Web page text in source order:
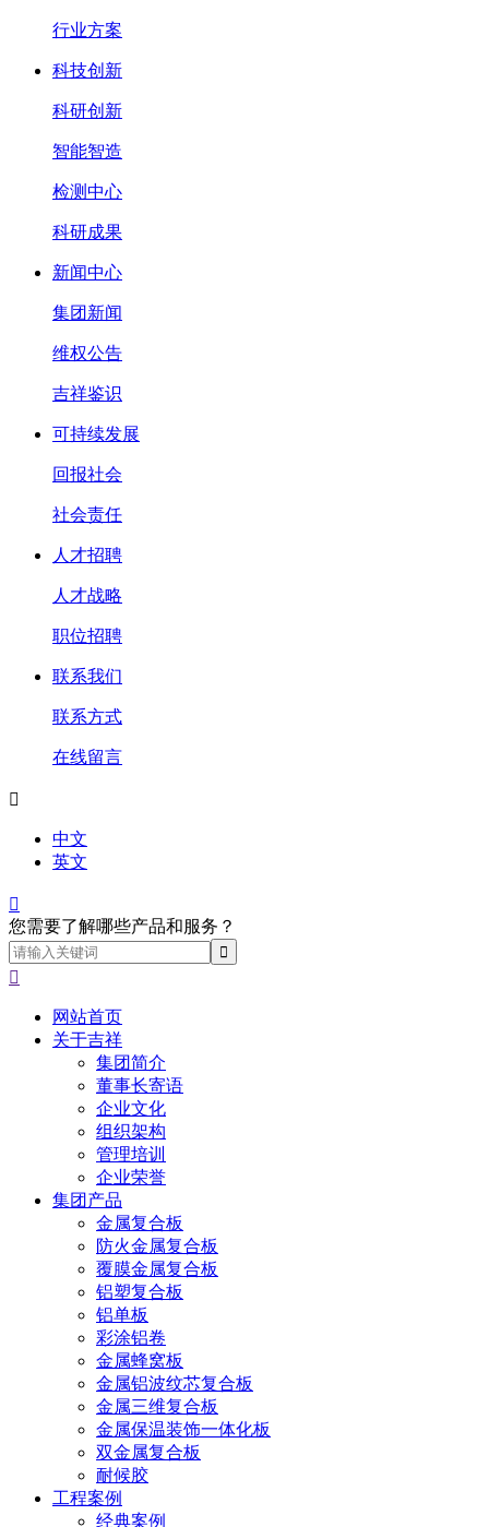
行业方案
科技创新
科研创新
智能智造
检测中心
科研成果
新闻中心
集团新闻
维权公告
吉祥鉴识
可持续发展
回报社会
社会责任
人才招聘
人才战略
职位招聘
联系我们
联系方式
在线留言

中文
英文

您需要了解哪些产品和服务？

网站首页
关于吉祥
集团简介
董事长寄语
企业文化
组织架构
管理培训
企业荣誉
集团产品
金属复合板
防火金属复合板
覆膜金属复合板
铝塑复合板
铝单板
彩涂铝卷
金属蜂窝板
金属铝波纹芯复合板
金属三维复合板
金属保温装饰一体化板
双金属复合板
耐候胶
工程案例
经典案例